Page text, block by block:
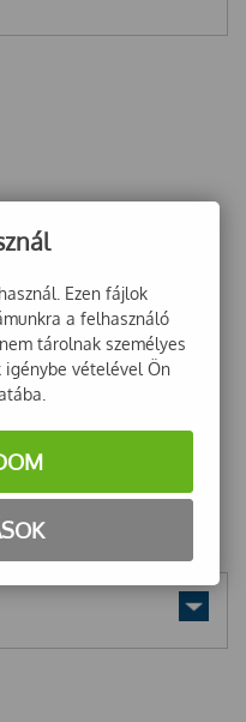
Ezen fájlok
a felhasználó
tárolnak személyes
vételével Ön